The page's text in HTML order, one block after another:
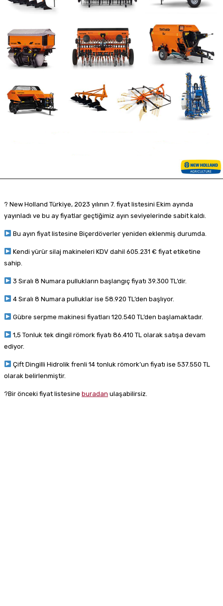
? New Holland Türkiye, 2023 yılının 7. fiyat listesini Ekim ayında
yayınladı ve bu ay fiyatlar geçtiğimiz ayın seviyelerinde sabit kaldı.
Bu ayın fiyat listesine Biçerdöverler yeniden eklenmiş durumda.
Kendi yürür silaj makineleri KDV dahil 605.231 € fiyat etiketine
sahip.
3 Sıralı 8 Numara pullukların başlangıç fiyatı 39.300 TL’dir.
4 Sıralı 8 Numara pulluklar ise 58.920 TL’den başlıyor.
Gübre serpme makinesi fiyatları 120.540 TL’den başlamaktadır.
1,5 Tonluk tek dingil römork fiyatı 86.410 TL olarak satışa devam
ediyor.
Çift Dingilli Hidrolik frenli 14 tonluk römork’un fiyatı ise 537.550 TL
olarak belirlenmiştir.
?Bir önceki fiyat listesine buradan ulaşabilirsiz.